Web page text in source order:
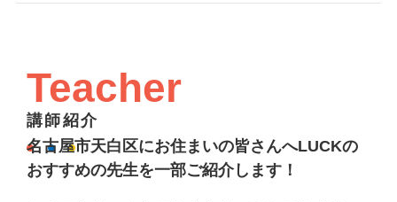
Teacher
講師紹介
名古屋市天白区にお住まいの皆さんへLUCKの
おすすめの先生を一部ご紹介します！